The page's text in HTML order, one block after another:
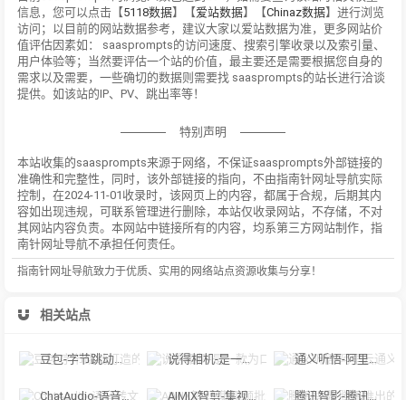
信息，您可以点击【5118数据】【爱站数据】【Chinaz数据】进行浏览
访问；以目前的网站数据参考，建议大家以爱站数据为准，更多网站价
值评估因素如： saasprompts的访问速度、搜索引擎收录以及索引量、
用户体验等；当然要评估一个站的价值，最主要还是需要根据您自身的
需求以及需要，一些确切的数据则需要找 saasprompts的站长进行洽谈
提供。如该站的IP、PV、跳出率等！
特别声明
本站收集的saasprompts来源于网络，不保证saasprompts外部链接的
准确性和完整性，同时，该外部链接的指向，不由指南针网址导航实际
控制，在2024-11-01收录时，该网页上的内容，都属于合规，后期其内
容如出现违规，可联系管理进行删除，本站仅收录网站，不存储，不对
其网站内容负责。本网站中链接所有的内容，均系第三方网站制作，指
南针网址导航不承担任何责任。
指南针网址导航致力于优质、实用的网络站点资源收集与分享！
相关站点
豆包-字节跳动打造的多功能AI对话工具 说得相机-是一款为口播视频创作者量身定制的智能拍摄工具 通义听悟-阿里云通义听悟是聚焦音视频内容的工作学习AI助手
ChatAudio-语音转文字 + 总结 + 对话 AIMIX智剪-集视频批量混剪、文案、字幕生成、语音合成等短视频运营功能于一 腾讯智影-腾讯推出的在线智能视频创作平台